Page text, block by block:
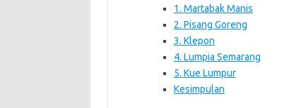
1. Martabak Manis
2. Pisang Goreng
3. Klepon
4. Lumpia Semarang
5. Kue Lumpur
Kesimpulan